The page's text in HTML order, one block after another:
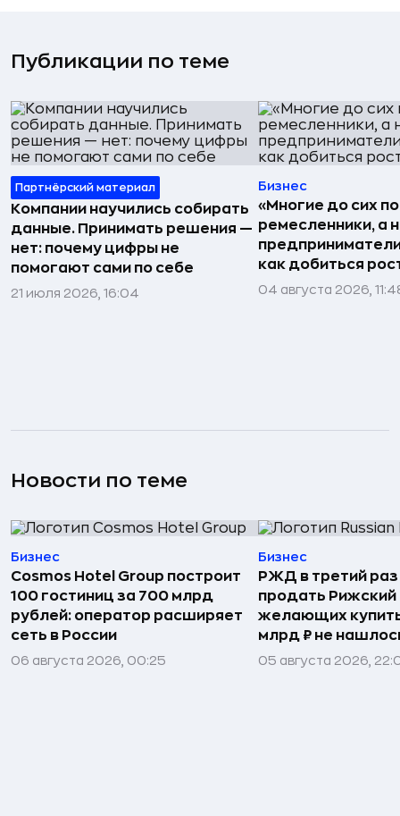
Публикации по теме
Партнёрский материал
Компании научились собирать
данные. Принимать решения —
нет: почему цифры не
помогают сами по себе
21 июля 2026, 16:04
Бизнес
«Многие до сих
ремесленники, а
как добиться
04 августа 2026,
Новости по теме
Бизнес
Cosmos Hotel Group построит
100 гостиниц за 700 млрд
рублей: оператор расширяет
сеть в России
06 августа 2026, 00:25
Бизнес
РЖД в третий
продать Рижский
желающих
млрд ₽ не
05 августа 2026,